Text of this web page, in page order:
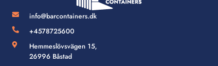
info@barcontainers.dk
+4578725600
Hemmeslövsvägen 15,
26996 Båstad